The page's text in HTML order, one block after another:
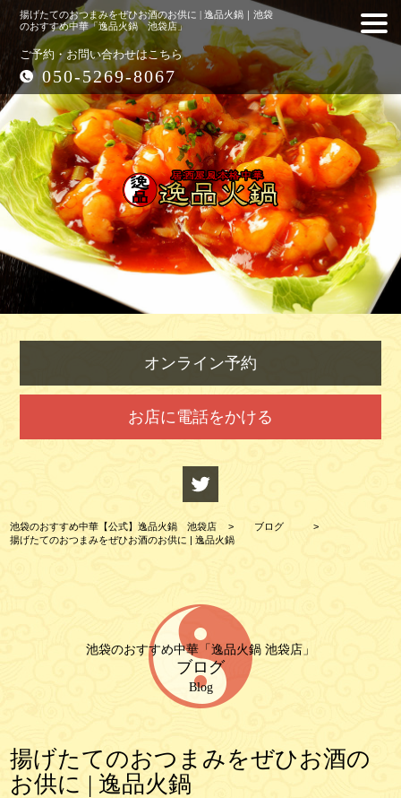
揚げたてのおつまみをぜひお酒のお供に | 逸品火鍋｜池袋
のおすすめ中華「逸品火鍋 池袋店」
ご予約・お問い合わせはこちら
050-5269-8067
オンライン予約
お店に電話をかける
池袋のおすすめ中華【公式】逸品火鍋 池袋店 > ブログ
>
揚げたてのおつまみをぜひお酒のお供に | 逸品火鍋
池袋のおすすめ中華「逸品火鍋 池袋店」
ブログ
Blog
揚げたてのおつまみをぜひお酒の
お供に | 逸品火鍋